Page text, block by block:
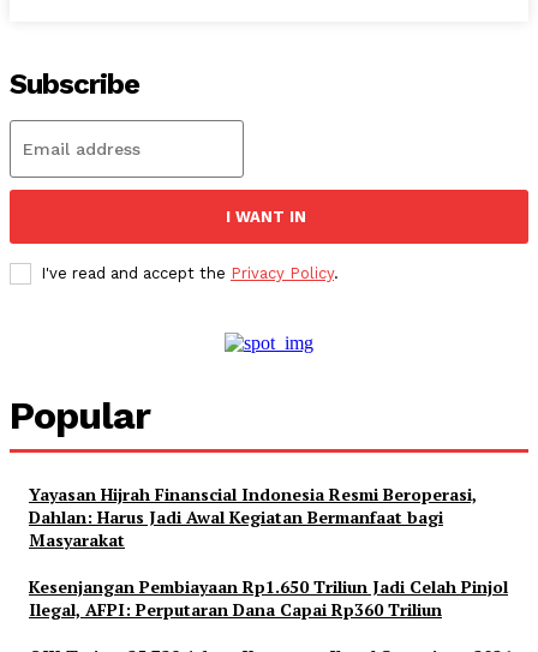
Subscribe
I WANT IN
I've read and accept the Privacy Policy.
Popular
Yayasan Hijrah Finanscial Indonesia Resmi Beroperasi,
Dahlan: Harus Jadi Awal Kegiatan Bermanfaat bagi
Masyarakat
Kesenjangan Pembiayaan Rp1.650 Triliun Jadi Celah Pinjol
Ilegal, AFPI: Perputaran Dana Capai Rp360 Triliun